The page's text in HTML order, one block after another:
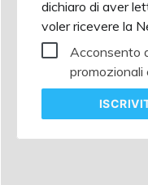
dichiaro di aver
voler ricevere la
Acconsento
promozionali